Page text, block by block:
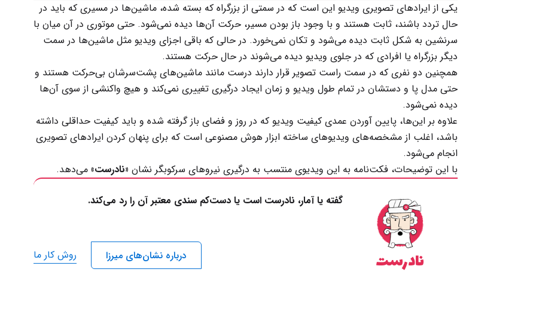
یکی از ایرادهای تصویری ویدیو این است که در سمتی از بزرگراه که بسته شده، ماشین‌ها در مسیری که باید در
حال تردد باشند، ثابت هستند و با وجود باز بودن مسیر، حرکت آن‌ها دیده نمی‌شود. حتی موتوری در آن میان با
سرنشین به شکل ثابت دیده می‌شود و تکان نمی‌خورد. در حالی که باقی اجزای ویدیو مثل ماشین‌ها در سمت
دیگر بزرگراه یا افرادی که در جلوی ویدیو دیده می‌شوند در حال حرکت هستند.
همچنین دو نفری که در سمت راست تصویر قرار دارند درست مانند ماشین‌های پشت‌سرشان بی‌حرکت هستند و
حتی مدل پا و دستشان در تمام طول ویدیو و زمان ایجاد درگیری تغییری نمی‌کند و هیچ واکنشی از سوی آن‌ها
دیده نمی‌شود.
علاوه بر این‌ها، پایین آوردن عمدی کیفیت ویدیو که در روز و فضای باز گرفته شده و باید کیفیت حداقلی داشته
باشد، اغلب از مشخصه‌های ویدیوهای ساخته ابزار هوش مصنوعی است که برای پنهان کردن ایرادهای تصویری
انجام می‌شود.
با این توضیحات، فکت‌نامه به این ویدیوی منتسب به درگیری نیروهای سرکوبگر نشان «نادرست» می‌دهد.
نادرست
گفته یا آمار، نادرست است یا دست‌کم سندی معتبر آن را رد می‌کند.
درباره نشان‌های میرزا روش کار ما